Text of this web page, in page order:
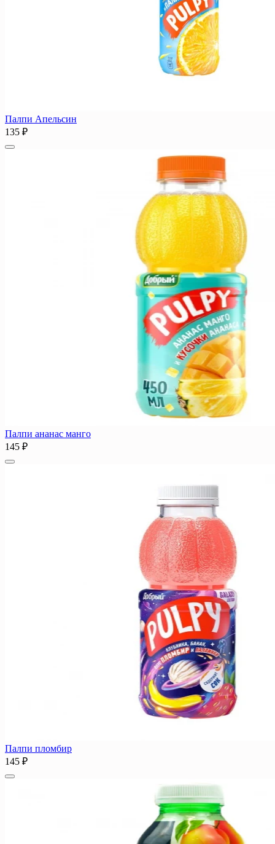
Палпи Апельсин
135 ₽
Палпи ананас манго
145 ₽
Палпи пломбир
145 ₽